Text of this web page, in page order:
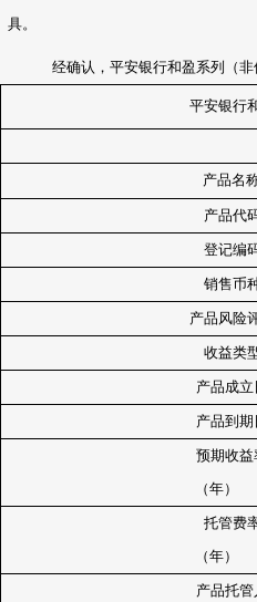
具。
经确认，平安银行和盈系列（
平安银行
产品名
产品代
登记编
销售币
产品风险
收益类
产品成立
产品到期
预期收益
（年）
托管费
（年）
产品托管